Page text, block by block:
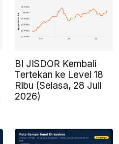
BI JISDOR Kembali
Tertekan ke Level 18
Ribu (Selasa, 28 Juli
2026)